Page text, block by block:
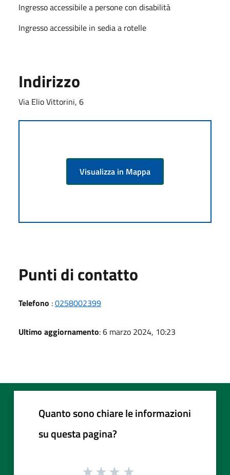
Ingresso accessibile a persone con disabilità
Ingresso accessibile in sedia a rotelle
Indirizzo
Via Elio Vittorini, 6
Visualizza in Mappa
Punti di contatto
Telefono :0258002399
Ultimo aggiornamento: 6 marzo 2024, 10:23
Quanto sono chiare le informazioni
su questa pagina?